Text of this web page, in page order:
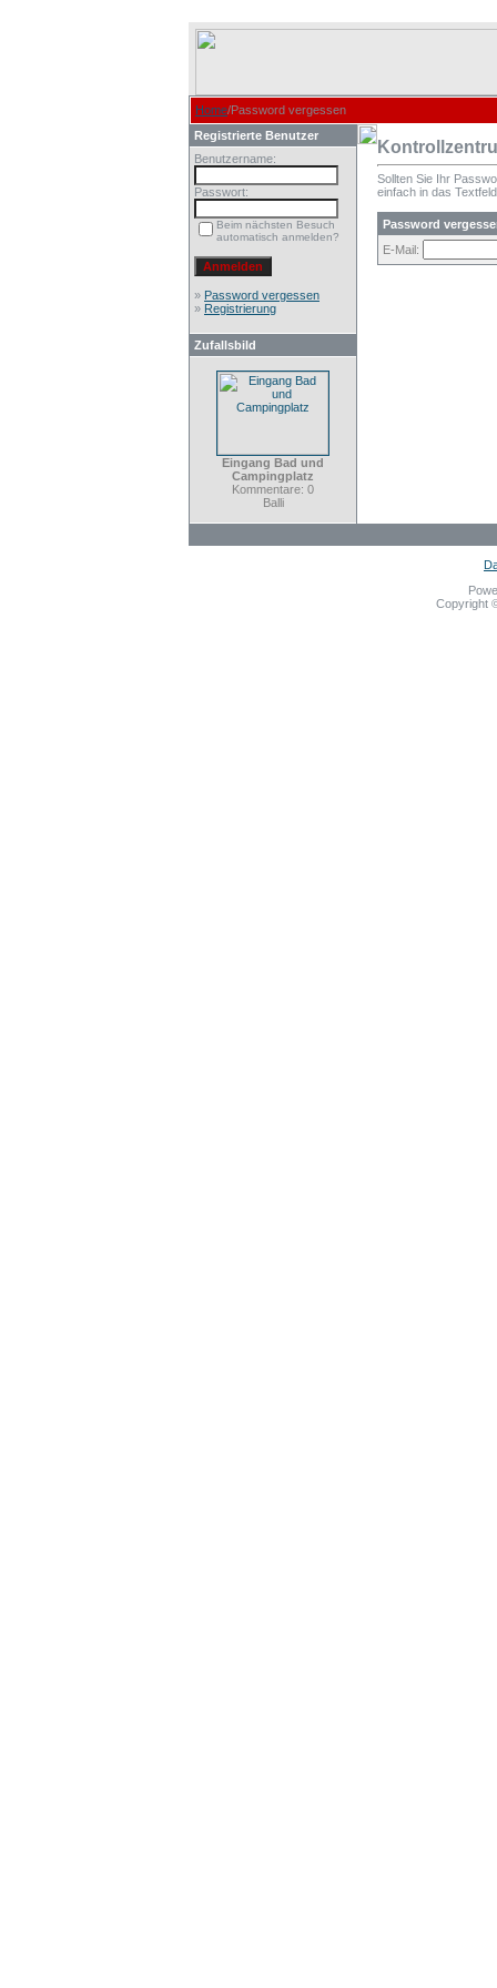
Home/Password vergessen
Registrierte Benutzer
Benutzername:
Passwort:
Beim nächsten Besuch
automatisch anmelden?
» Password vergessen
» Registrierung
Zufallsbild
Eingang Bad und
Campingplatz
Kommentare: 0
Balli
Sollten Sie Ihr
einfach in das
Password
E-Mail:
Copyright